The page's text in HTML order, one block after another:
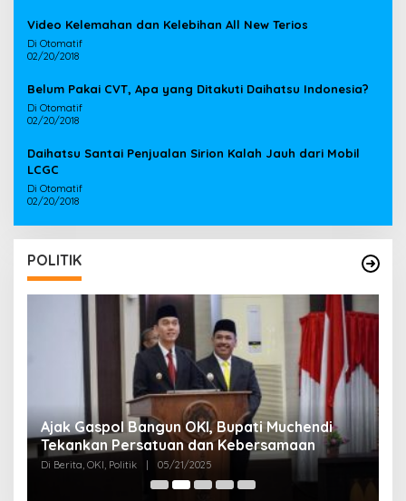
Video Kelemahan dan Kelebihan All New Terios
Di Otomatif
02/20/2018
Belum Pakai CVT, Apa yang Ditakuti Daihatsu Indonesia?
Di Otomatif
02/20/2018
Daihatsu Santai Penjualan Sirion Kalah Jauh dari Mobil
LCGC
Di Otomatif
02/20/2018
POLITIK
Ajak Gaspol Bangun OKI, Bupati Muchendi
Tekankan Persatuan dan Kebersamaan
Di Berita, OKI, Politik 05/21/2025